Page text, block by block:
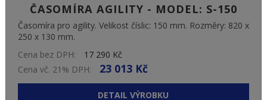
ČASOMÍRA AGILITY - MODEL: S-150
Časomíra pro agility. Velikost číslic: 150 mm. Rozměry: 820 x
250 x 130 mm.
Cena bez DPH:
17 290 Kč
Cena vč. 21% DPH:
23 013 Kč
DETAIL VÝROBKU